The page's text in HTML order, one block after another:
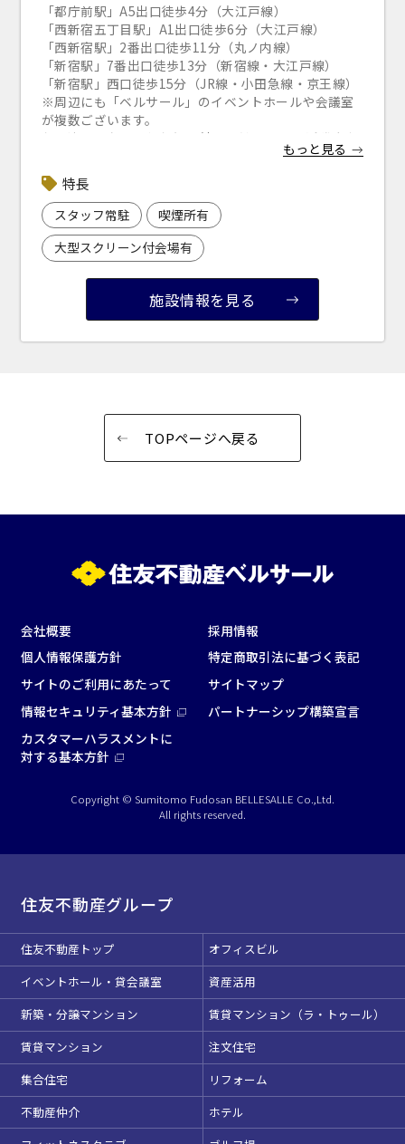
「都庁前駅」A5出口徒歩4分（大江戸線）
「西新宿五丁目駅」A1出口徒歩6分（大江戸線）
「西新宿駅」2番出口徒歩11分（丸ノ内線）
「新宿駅」7番出口徒歩13分（新宿線・大江戸線）
「新宿駅」西口徒歩15分（JR線・小田急線・京王線）
※周辺にも「ベルサール」のイベントホールや会議室
が複数ございます。
お間違えのないようお気を付けください。 ▼近隣駐車
※下記リンクより 「ベルサール西新宿」で検索くださ
い。
「s-park」（公財）東京都道路整備保全公社 管理運営
サイト
もっと見る
特長
スタッフ常駐
喫煙所有
大型スクリーン付会場有
施設情報を見る
TOPページへ戻る
会社概要
採用情報
個人情報保護方針
特定商取引法に基づく表記
サイトのご利用にあたって
サイトマップ
情報セキュリティ基本方針
パートナーシップ構築宣言
カスタマーハラスメントに
対する基本方針
Copyright © Sumitomo Fudosan BELLESALLE Co.,Ltd.
All rights reserved.
住友不動産グループ
住友不動産トップ
オフィスビル
イベントホール・貸会議室
資産活用
新築・分譲マンション
賃貸マンション（ラ・トゥール）
賃貸マンション
注文住宅
集合住宅
リフォーム
不動産仲介
ホテル